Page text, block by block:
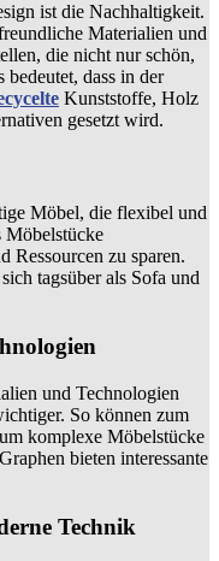
ist die Nachhaltigkeit.
Materialien und
die nicht nur schön,
dass in der
Kunststoffe, Holz
gesetzt wird.
Möbel, die flexibel und
Möbelstücke
Ressourcen zu sparen.
tagsüber als Sofa und
und Technologien
So können zum
komplexe Möbelstücke
bieten interessante
Technik